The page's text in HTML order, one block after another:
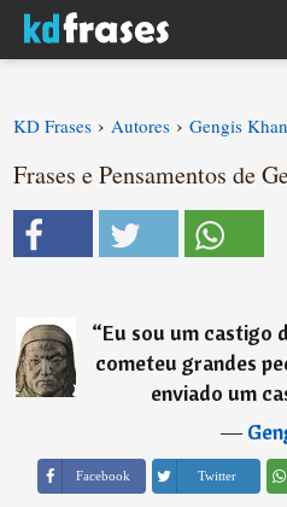
KD Frases › Autores › Gengis Khan
Frases e Pensamentos de
“Eu sou um castigo
cometeu grandes
enviado um
―
Facebook Twitter